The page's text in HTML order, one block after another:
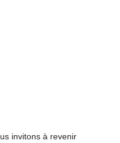
invitons à revenir